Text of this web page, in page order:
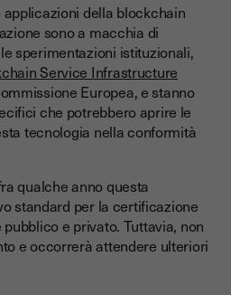
della blockchain
sono a macchia di
sperimentazioni istituzionali,
Service Infrastructure
Europea, e stanno
che potrebbero aprire le
tecnologia nella conformità
qualche anno questa
standard per la certificazione
e privato. Tuttavia, non
e occorrerà attendere ulteriori